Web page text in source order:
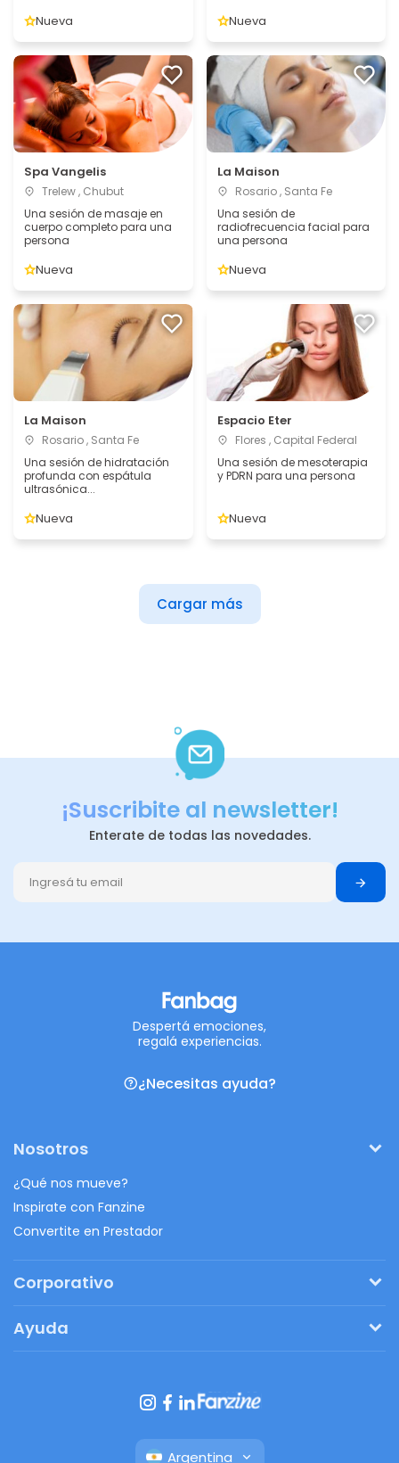
Nueva Nueva
Spa Vangelis
Trelew , Chubut
Una sesión de masaje en
cuerpo completo para una
persona
Nueva
La Maison
Rosario , Santa Fe
Una sesión de
radiofrecuencia facial para
una persona
Nueva
La Maison
Rosario , Santa Fe
Una sesión de hidratación
profunda con espátula
ultrasónica...
Nueva
Espacio Eter
Flores , Capital Federal
Una sesión de mesoterapia
y PDRN para una persona
Nueva
Cargar más
¡Suscribite al newsletter!
Enterate de todas las novedades.
Despertá emociones,
regalá experiencias.
¿Necesitas ayuda?
Nosotros
¿Qué nos mueve?
Inspirate con Fanzine
Convertite en Prestador
Corporativo
Regalos originales
Ayuda
Botón de arrepentimiento
Argentina